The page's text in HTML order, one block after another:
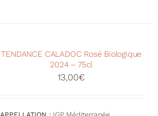
TENDANCE CALADOC Rosé Biologique
2024 – 75cl
13,00€